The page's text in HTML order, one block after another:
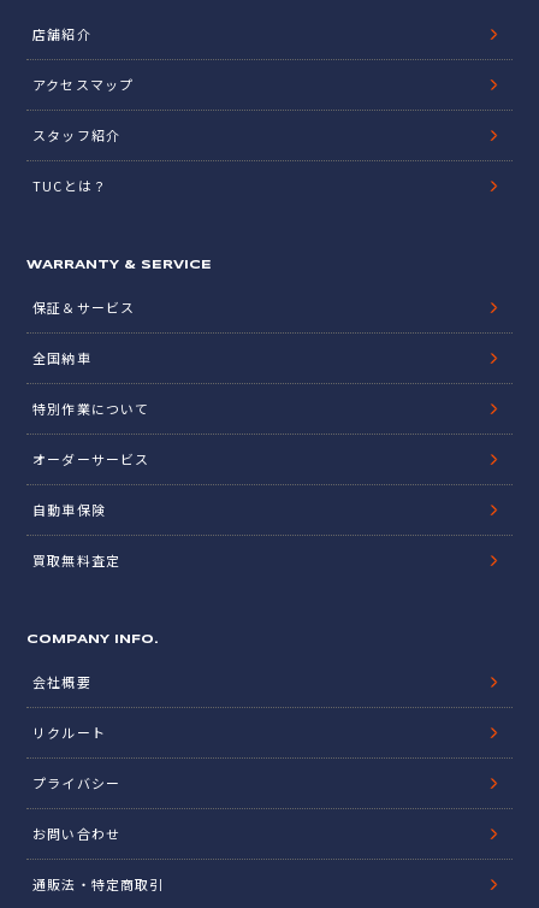
店舗紹介
アクセスマップ
スタッフ紹介
TUCとは？
WARRANTY & SERVICE
保証＆サービス
全国納車
特別作業について
オーダーサービス
自動車保険
買取無料査定
COMPANY INFO.
会社概要
リクルート
プライバシー
お問い合わせ
通販法・特定商取引